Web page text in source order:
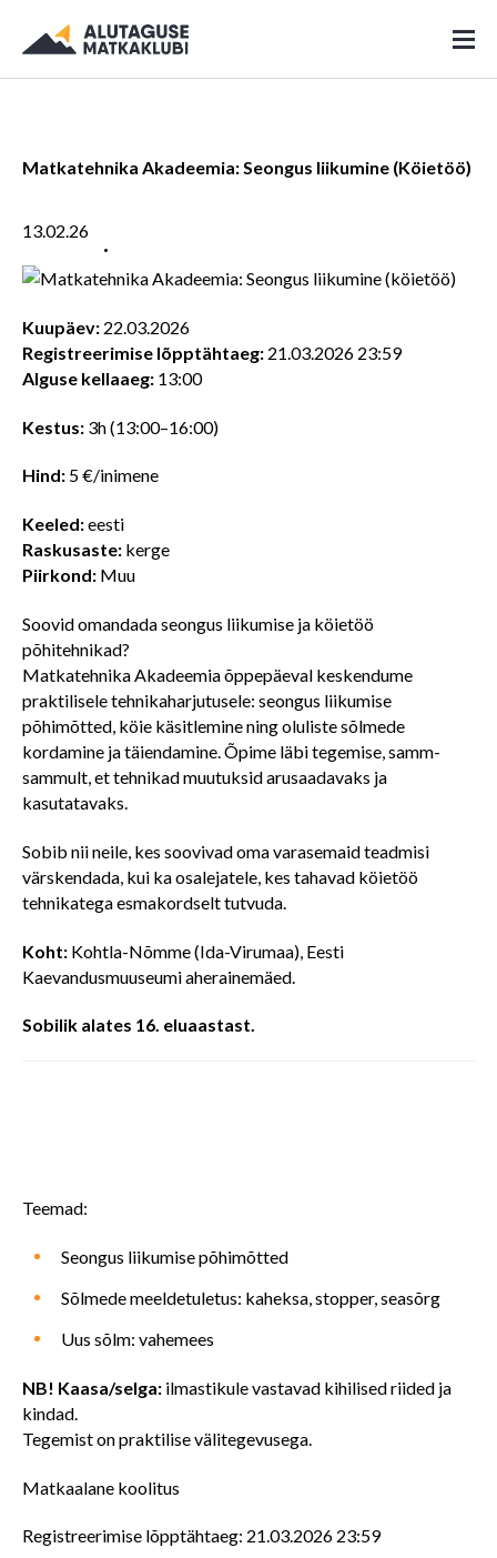
Matkatehnika Akadeemia: Seongus liikumine (Köietöö)
13.02.26
Kuupäev: 22.03.2026
Registreerimise lõpptähtaeg: 21.03.2026 23:59
Alguse kellaaeg: 13:00
Kestus: 3h (13:00–16:00)
Hind: 5 €/inimene
Keeled:eesti
Raskusaste: kerge
Piirkond: Muu
Soovid omandada seongus liikumise ja köietöö
põhitehnikad?
Matkatehnika Akadeemia õppepäeval keskendume
praktilisele tehnikaharjutusele: seongus liikumise
põhimõtted, köie käsitlemine ning oluliste sõlmede
kordamine ja täiendamine. Õpime läbi tegemise, samm-
sammult, et tehnikad muutuksid arusaadavaks ja
kasutatavaks.
Sobib nii neile, kes soovivad oma varasemaid teadmisi
värskendada, kui ka osalejatele, kes tahavad köietöö
tehnikatega esmakordselt tutvuda.
Koht: Kohtla-Nõmme (Ida-Virumaa), Eesti
Kaevandusmuuseumi aherainemäed.
Sobilik alates 16. eluaastast.
Teemad:
Seongus liikumise põhimõtted
Sõlmede meeldetuletus: kaheksa, stopper, seasõrg
Uus sõlm: vahemees
NB! Kaasa/selga: ilmastikule vastavad kihilised riided ja
kindad.
Tegemist on praktilise välitegevusega.
Matkaalane koolitus
Registreerimise lõpptähtaeg: 21.03.2026 23:59